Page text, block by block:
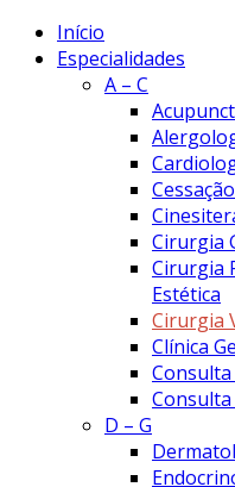
Início
Especialidades
A – C
Cirurgia
Cirurgia
Estética
Cirurgia
Clínica
D – G